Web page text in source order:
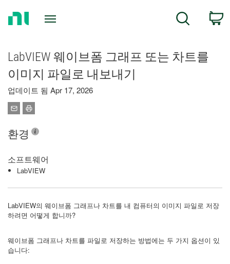
Search
LabVIEW 웨이브폼 그래프 또는 차트를
이미지 파일로 내보내기
업데이트 됨 Apr 17, 2026
환경
소프트웨어
LabVIEW
LabVIEW의 웨이브폼 그래프나 차트를 내 컴퓨터의 이미지 파일로 저장
하려면 어떻게 합니까?
웨이브폼 그래프나 차트를 파일로 저장하는 방법에는 두 가지 옵션이 있
습니다: